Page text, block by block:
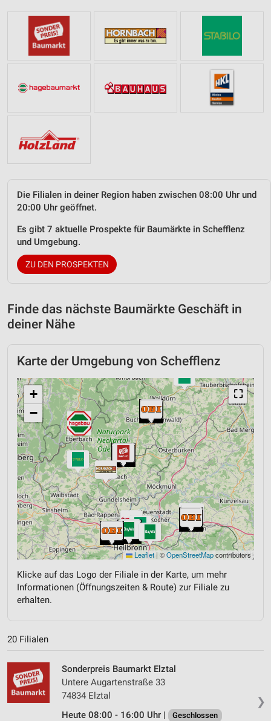
Die Filialen in deiner Region haben zwischen 08:00 Uhr und
20:00 Uhr geöffnet.
Es gibt 7 aktuelle Prospekte für Baumärkte in Schefflenz
und Umgebung.
ZU DEN PROSPEKTEN
Finde das nächste Baumärkte Geschäft in
deiner Nähe
Karte der Umgebung von Schefflenz
⛶
+
−
Leaflet | ©OpenStreetMapcontributors
Klicke auf das Logo der Filiale in der Karte, um mehr
Informationen (Öffnungszeiten & Route) zur Filiale zu
erhalten.
20 Filialen
❯
Sonderpreis Baumarkt Elztal
Untere Augartenstraße 33
74834 Elztal
Heute 08:00 - 16:00 Uhr |
Geschlossen